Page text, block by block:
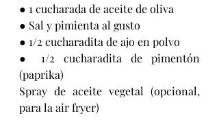
● 1 cucharada de aceite de oliva
● Sal y pimienta al gusto
● 1/2 cucharadita de ajo en polvo
● 1/2 cucharadita de pimentón
(paprika)
Spray de aceite vegetal (opcional,
para la air fryer)